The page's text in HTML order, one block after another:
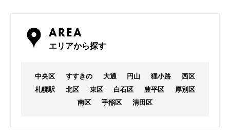
AREA
エリアから探す
中央区 すすきの 大通 円山 狸小路
西区
札幌駅
北区 東区 白石区 豊平区
厚別区
南区
手稲区 清田区